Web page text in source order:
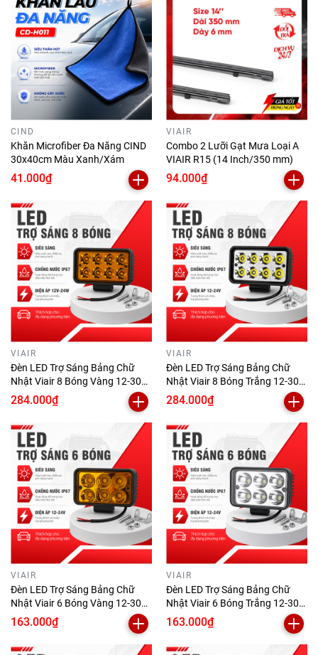
CIND
Khăn Microfiber Đa Năng CIND
30x40cm Màu Xanh/Xám
41.000₫
VIAIR
Combo 2 Lưỡi Gạt Mưa Loại A
VIAIR R15 (14 Inch/350 mm)
94.000₫
VIAIR
Đèn LED Trợ Sáng Bảng Chữ
Nhật Viair 8 Bóng Vàng 12-30V
(99x152mm)
284.000₫
VIAIR
Đèn LED Trợ Sáng Bảng Chữ
Nhật Viair 8 Bóng Trắng 12-30V
(99x152mm)
284.000₫
VIAIR
Đèn LED Trợ Sáng Bảng Chữ
Nhật Viair 6 Bóng Vàng 12-30V
(77x111mm)
163.000₫
VIAIR
Đèn LED Trợ Sáng Bảng Chữ
Nhật Viair 6 Bóng Trắng 12-30V
(77x111mm)
163.000₫